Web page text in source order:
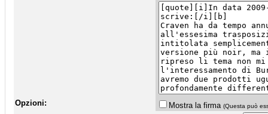
Opzioni: Mostra la firma (Questa può